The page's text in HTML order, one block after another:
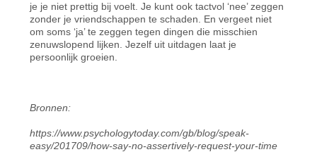
je je niet prettig bij voelt. Je kunt ook tactvol ‘nee’ zeggen
zonder je vriendschappen te schaden. En vergeet niet
om soms ‘ja’ te zeggen tegen dingen die misschien
zenuwslopend lijken. Jezelf uit uitdagen laat je
persoonlijk groeien.
Bronnen:
https://www.psychologytoday.com/gb/blog/speak-
easy/201709/how-say-no-assertively-request-your-time